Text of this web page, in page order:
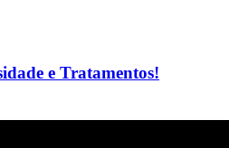
e Tratamentos!